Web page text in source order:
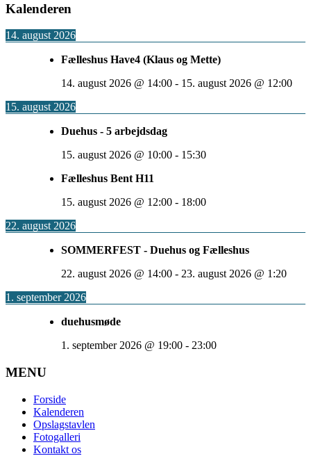
Kalenderen
14. august 2026
Fælleshus Have4 (Klaus og Mette)
14. august 2026 @ 14:00 - 15. august 2026 @ 12:00
15. august 2026
Duehus - 5 arbejdsdag
15. august 2026 @ 10:00 - 15:30
Fælleshus Bent H11
15. august 2026 @ 12:00 - 18:00
22. august 2026
SOMMERFEST - Duehus og Fælleshus
22. august 2026 @ 14:00 - 23. august 2026 @ 1:20
1. september 2026
duehusmøde
1. september 2026 @ 19:00 - 23:00
MENU
Forside
Kalenderen
Opslagstavlen
Fotogalleri
Kontakt os